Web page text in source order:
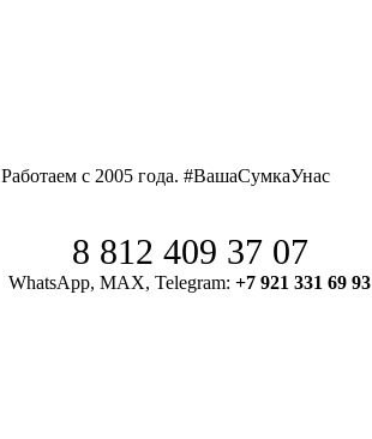
Работаем с 2005 года. #ВашаСумкаУнас
8 812 409 37 07
WhatsApp, MAX, Telegram: +7 921 331 69 93